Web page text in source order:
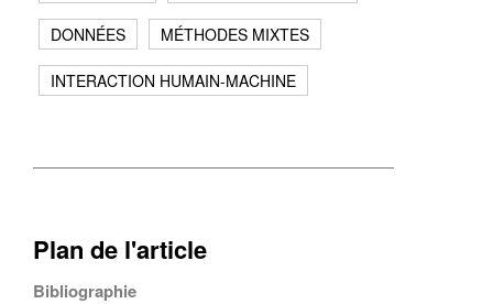
DONNÉES MÉTHODES MIXTES
INTERACTION HUMAIN-MACHINE
Plan de l'article
Bibliographie